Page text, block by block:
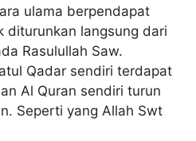
ulama berpendapat
diturunkan langsung dari
Rasulullah Saw.
Qadar sendiri terdapat
Al Quran sendiri turun
Seperti yang Allah Swt